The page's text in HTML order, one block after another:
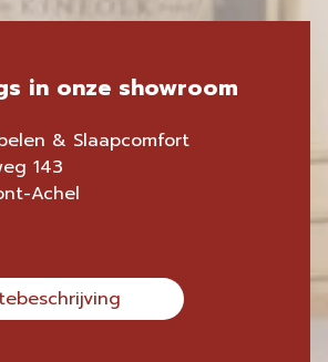
in onze showroom
& Slaapcomfort
143
Achel